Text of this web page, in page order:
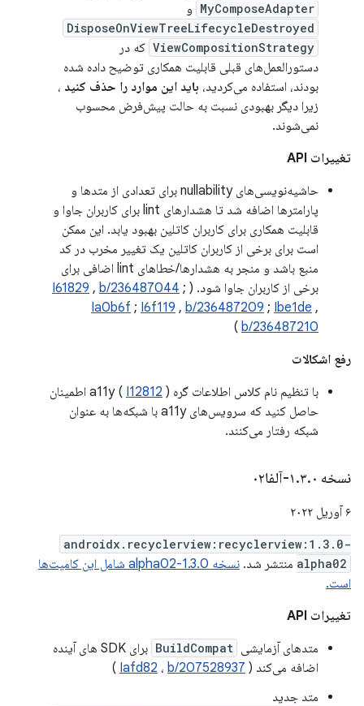
MyComposeAdapter و
DisposeOnViewTreeLifecycleDestroyed
ViewCompositionStrategy که در
دستورالعمل‌های قبلی قابلیت همکاری توضیح داده شده
بودند، استفاده می‌کردید، باید این موارد را حذف کنید ،
زیرا دیگر بهبودی نسبت به حالت پیش‌فرض محسوب
نمی‌شوند.
تغییرات API
حاشیه‌نویسی‌های nullability برای تعدادی از متدها و
پارامترها اضافه شد تا هشدارهای lint برای کاربران جاوا و
قابلیت همکاری برای کاربران کاتلین بهبود یابد. این ممکن
است برای برخی از کاربران کاتلین یک تغییر مخرب در کد
منبع باشد و منجر به هشدارها/خطاهای lint اضافی برای
برخی از کاربران جاوا شود. (
I61829 , b/236487044 ;
Ia0b6f ; I6f119 , b/236487209 ; Ibe1de ,
b/236487210
)
رفع اشکالات
با تنظیم نام کلاس اطلاعات گره a11y (
I12812
) اطمینان
حاصل کنید که سرویس‌های a11y با شبکه‌ها به عنوان
شبکه رفتار می‌کنند.
نسخه ۱ .۳.۰-آلفا۰۲
۶ آوریل ۲۰۲۲
androidx.recyclerview:recyclerview:1.3.0-
alpha02 منتشر شد.
نسخه 1.3.0-alpha02 شامل این کامیت‌ها
است.
تغییرات API
متدهای آزمایشی BuildCompat
برای SDK های آینده
اضافه می‌کند (
Iafd82 ، b/207528937
)
متد جدید